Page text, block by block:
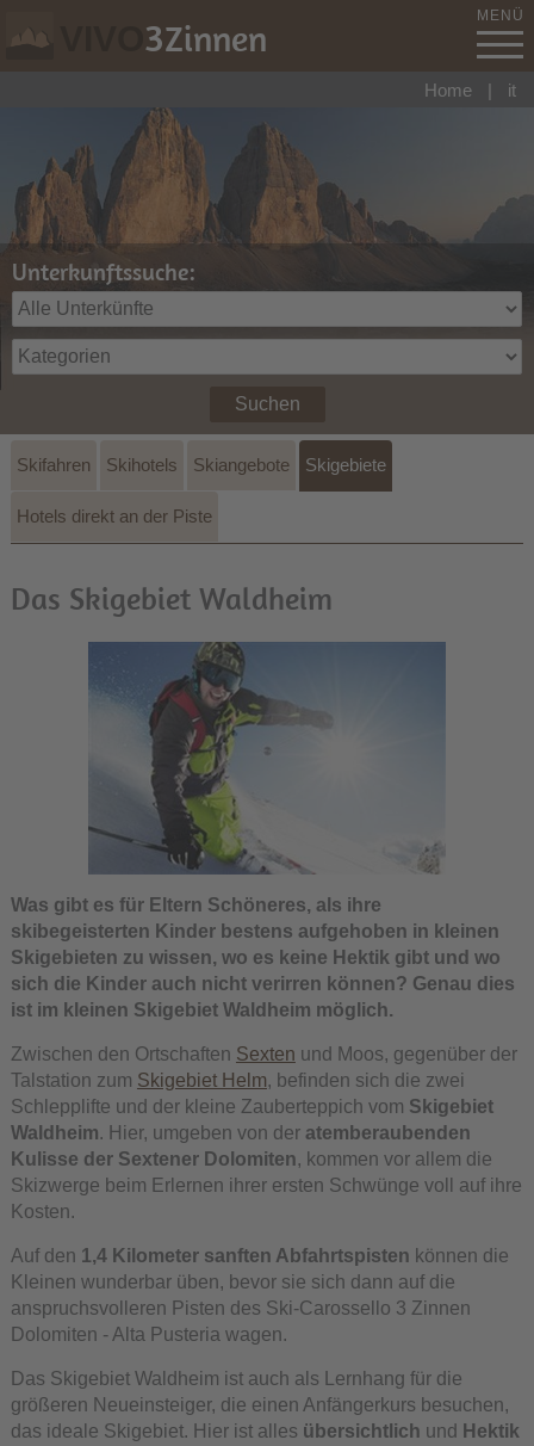
3Zinnen MENÜ
Unterkunftssuche:
Suchen
Home | it
Skifahren Skihotels Skiangebote Skigebiete
Hotels direkt an der Piste
Das Skigebiet Waldheim
Was gibt es für Eltern Schöneres, als ihre
skibegeisterten Kinder bestens aufgehoben in kleinen
Skigebieten zu wissen, wo es keine Hektik gibt und wo
sich die Kinder auch nicht verirren können? Genau dies
ist im kleinen Skigebiet Waldheim möglich.
Zwischen den Ortschaften Sexten und Moos, gegenüber der
Talstation zum Skigebiet Helm, befinden sich die zwei
Schlepplifte und der kleine Zauberteppich vom Skigebiet
Waldheim. Hier, umgeben von der atemberaubenden
Kulisse der Sextener Dolomiten, kommen vor allem die
Skizwerge beim Erlernen ihrer ersten Schwünge voll auf ihre
Kosten.
Auf den 1,4 Kilometer sanften Abfahrtspisten können die
Kleinen wunderbar üben, bevor sie sich dann auf die
anspruchsvolleren Pisten des Ski-Carossello 3 Zinnen
Dolomiten - Alta Pusteria wagen.
Das Skigebiet Waldheim ist auch als Lernhang für die
größeren Neueinsteiger, die einen Anfängerkurs besuchen,
das ideale Skigebiet. Hier ist alles übersichtlich und Hektik